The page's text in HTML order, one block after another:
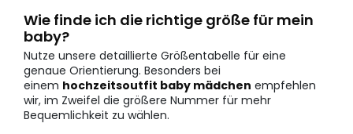
Wie finde ich die richtige größe für mein
baby?
Nutze unsere detaillierte Größentabelle für eine
genaue Orientierung. Besonders bei
einem hochzeitsoutfit baby mädchen empfehlen
wir, im Zweifel die größere Nummer für mehr
Bequemlichkeit zu wählen.